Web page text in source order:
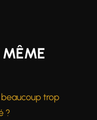
trop
?